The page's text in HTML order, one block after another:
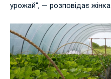
урожай", — розповідає жінка.